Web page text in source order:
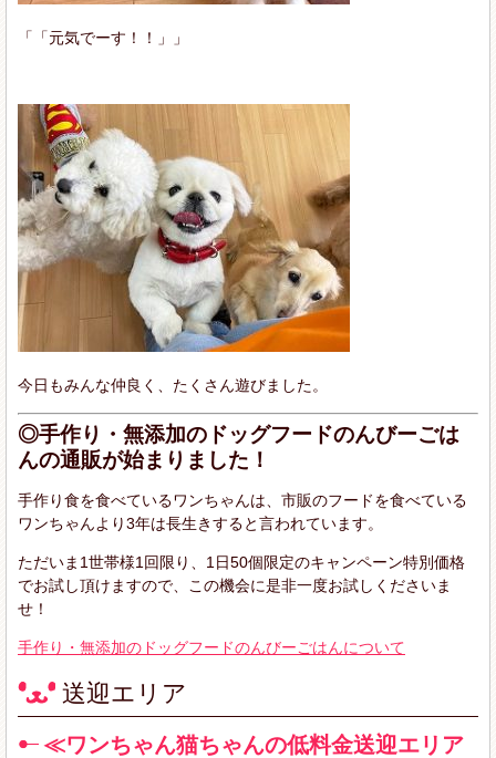
「「元気でーす！！」」
今日もみんな仲良く、たくさん遊びました。
◎手作り・無添加のドッグフードのんびーごは
んの通販が始まりました！
手作り食を食べているワンちゃんは、市販のフードを食べている
ワンちゃんより3年は長生きすると言われています。
ただいま1世帯様1回限り、1日50個限定のキャンペーン特別価格
でお試し頂けますので、この機会に是非一度お試しくださいま
せ！
手作り・無添加のドッグフードのんびーごはんについて
送迎エリア
≪ワンちゃん猫ちゃんの低料金送迎エリア